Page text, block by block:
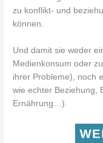
zu konflikt- und
können.
Und damit sie weder
Medienkonsum oder
ihrer Probleme), noch
wie echter Beziehung,
Ernährung…).